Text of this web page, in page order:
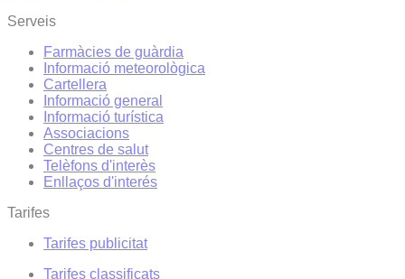
Serveis
Farmàcies de guàrdia
Informació meteorològica
Cartellera
Informació general
Informació turística
Associacions
Centres de salut
Telèfons d'interès
Enllaços d'interés
Tarifes
Tarifes publicitat
Tarifes classificats